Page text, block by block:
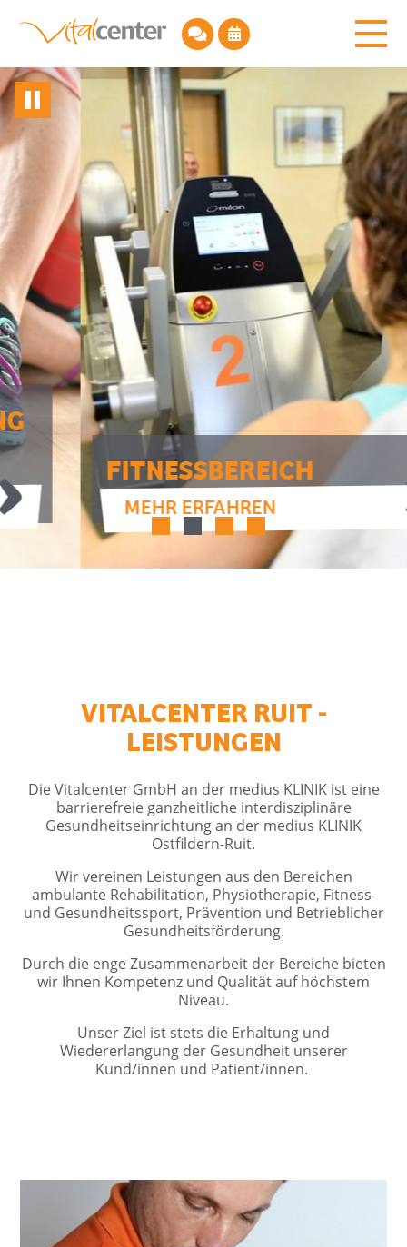
FITNESSBEREICH
MEHR ERFAHREN
VITALCENTER RUIT -
LEISTUNGEN
Die Vitalcenter GmbH an der medius KLINIK ist eine
barrierefreie ganzheitliche interdisziplinäre
Gesundheitseinrichtung an der medius KLINIK
Ostfildern-Ruit.
Wir vereinen Leistungen aus den Bereichen
ambulante Rehabilitation, Physiotherapie, Fitness-
und Gesundheitssport, Prävention und Betrieblicher
Gesundheitsförderung.
Durch die enge Zusammenarbeit der Bereiche bieten
wir Ihnen Kompetenz und Qualität auf höchstem
Niveau.
Unser Ziel ist stets die Erhaltung und
Wiedererlangung der Gesundheit unserer
Kund/innen und Patient/innen.